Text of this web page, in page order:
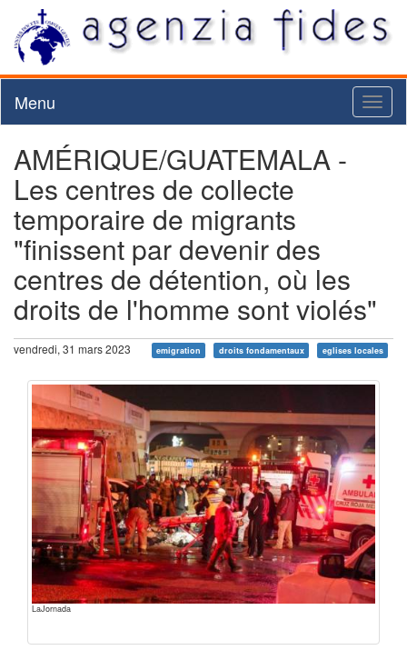
Menu
AMÉRIQUE/GUATEMALA -
Les centres de collecte
temporaire de migrants
"finissent par devenir des
centres de détention, où les
droits de l'homme sont violés"
vendredi, 31 mars 2023 emigration droits fondamentaux eglises locales
LaJornada